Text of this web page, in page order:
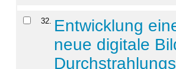
32. Entwicklung
neue digitale